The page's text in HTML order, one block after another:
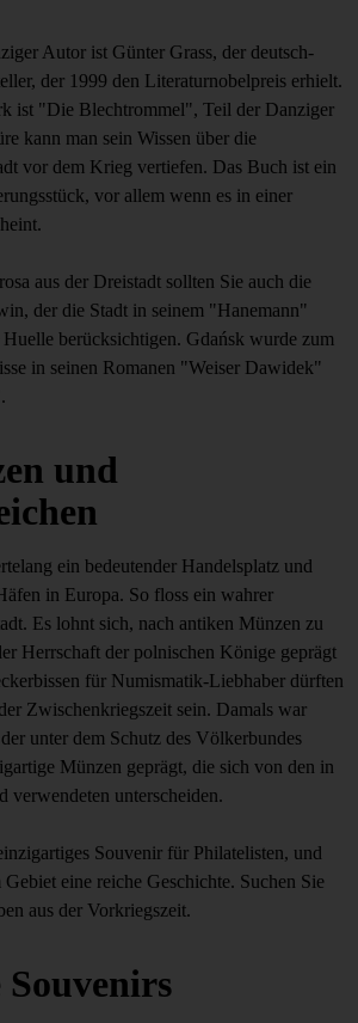
Autor ist Günter Grass, der deutsch-
der 1999 den Literaturnobelpreis erhielt.
ist "Die Blechtrommel", Teil der Danziger
kann man sein Wissen über die
vor dem Krieg vertiefen. Das Buch ist ein
vor allem wenn es in einer
aus der Dreistadt sollten Sie auch die
der die Stadt in seinem "Hanemann"
Huelle berücksichtigen. Gdańsk wurde zum
in seinen Romanen "Weiser Dawidek"
und
ein bedeutender Handelsplatz und
in Europa. So floss ein wahrer
Es lohnt sich, nach antiken Münzen zu
Herrschaft der polnischen Könige geprägt
für Numismatik-Liebhaber dürften
Zwischenkriegszeit sein. Damals war
unter dem Schutz des Völkerbundes
Münzen geprägt, die sich von den in
verwendeten unterscheiden.
Souvenir für Philatelisten, und
eine reiche Geschichte. Suchen Sie
aus der Vorkriegszeit.
Souvenirs